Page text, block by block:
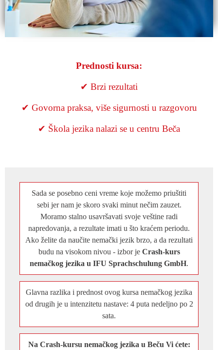
Prednosti kursa:
✔ Brzi rezultati
✔ Govorna praksa, više sigurnosti u razgovoru
✔ Škola jezika nalazi se u centru Beča
Sada se posebno ceni vreme koje možemo priuštiti
sebi jer nam je skoro svaki minut nečim zauzet.
Moramo stalno usavršavati svoje veštine radi
napredovanja, a rezultate imati u što kraćem periodu.
Ako želite da naučite nemački jezik brzo, a da rezultati
budu na visokom nivou - izbor je Crash-kurs
nemačkog jezika u IFU Sprachschulung GmbH.
Glavna razlika i prednost ovog kursa nemačkog jezika
od drugih je u intenzitetu nastave: 4 puta nedeljno po 2
sata.
Na Crash-kursu nemačkog jezika u Beču Vi ćete: